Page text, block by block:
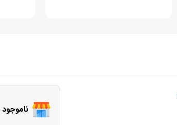
ناموجود